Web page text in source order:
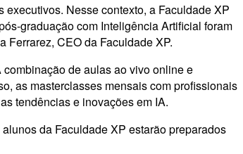
Nesse contexto, a Faculdade XP
graduação com Inteligência Artificial foram
Ferrarez, CEO da Faculdade XP.
de aulas ao vivo online e
as masterclasses mensais com profissionais
tendências e inovações em IA.
da Faculdade XP estarão preparados